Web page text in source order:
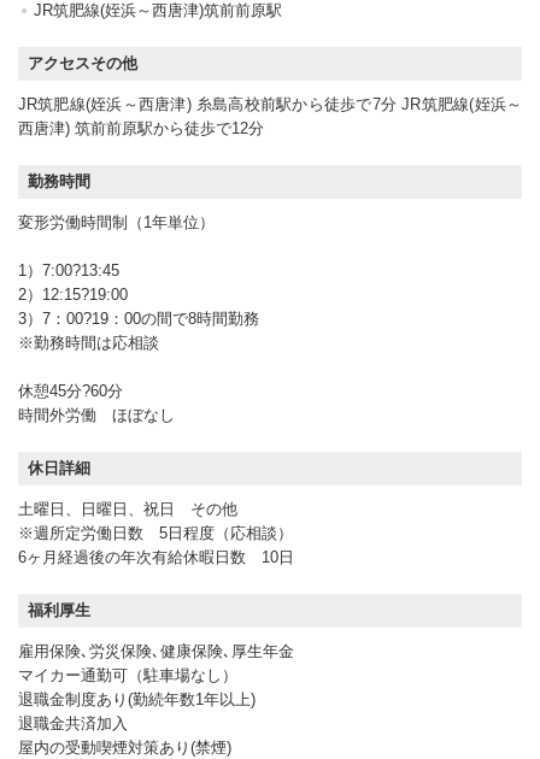
JR筑肥線(姪浜～西唐津)筑前前原駅
アクセスその他
JR筑肥線(姪浜～西唐津) 糸島高校前駅から徒歩で7分 JR筑肥線(姪浜～
西唐津) 筑前前原駅から徒歩で12分
勤務時間
変形労働時間制（1年単位）
1）7:00?13:45
2）12:15?19:00
3）7：00?19：00の間で8時間勤務
※勤務時間は応相談
休憩45分?60分
時間外労働 ほぼなし
休日詳細
土曜日、日曜日、祝日 その他
※週所定労働日数 5日程度（応相談）
6ヶ月経過後の年次有給休暇日数 10日
福利厚生
雇用保険､労災保険､健康保険､厚生年金
マイカー通勤可（駐車場なし）
退職金制度あり(勤続年数1年以上)
退職金共済加入
屋内の受動喫煙対策あり(禁煙)